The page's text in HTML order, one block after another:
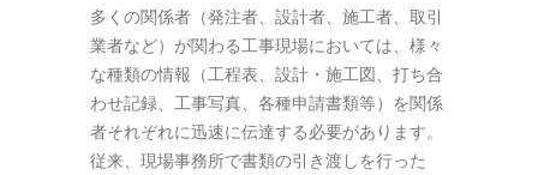
多くの関係者（発注者、設計者、施工者、取引
業者など）が関わる工事現場においては、様々
な種類の情報（工程表、設計・施工図、打ち合
わせ記録、工事写真、各種申請書類等）を関係
者それぞれに迅速に伝達する必要があります。
従来、現場事務所で書類の引き渡しを行った